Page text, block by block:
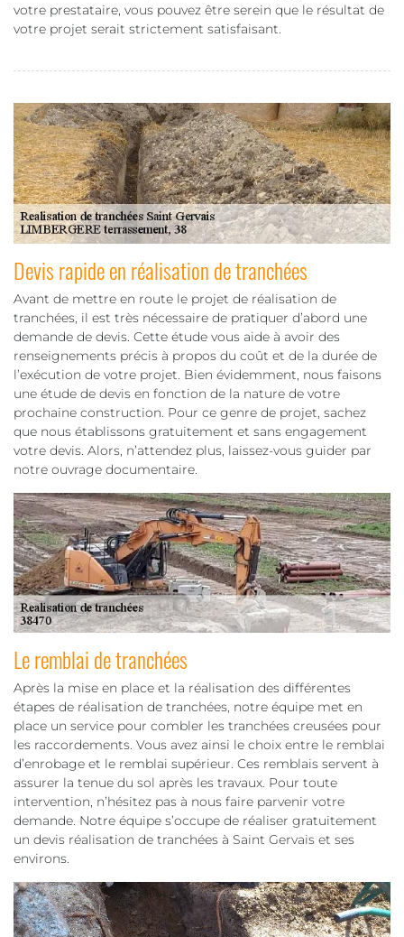
votre prestataire, vous pouvez être serein que le résultat de
votre projet serait strictement satisfaisant.
Devis rapide en réalisation de tranchées
Avant de mettre en route le projet de réalisation de
tranchées, il est très nécessaire de pratiquer d’abord une
demande de devis. Cette étude vous aide à avoir des
renseignements précis à propos du coût et de la durée de
l’exécution de votre projet. Bien évidemment, nous faisons
une étude de devis en fonction de la nature de votre
prochaine construction. Pour ce genre de projet, sachez
que nous établissons gratuitement et sans engagement
votre devis. Alors, n’attendez plus, laissez-vous guider par
notre ouvrage documentaire.
Le remblai de tranchées
Après la mise en place et la réalisation des différentes
étapes de réalisation de tranchées, notre équipe met en
place un service pour combler les tranchées creusées pour
les raccordements. Vous avez ainsi le choix entre le remblai
d’enrobage et le remblai supérieur. Ces remblais servent à
assurer la tenue du sol après les travaux. Pour toute
intervention, n’hésitez pas à nous faire parvenir votre
demande. Notre équipe s’occupe de réaliser gratuitement
un devis réalisation de tranchées à Saint Gervais et ses
environs.